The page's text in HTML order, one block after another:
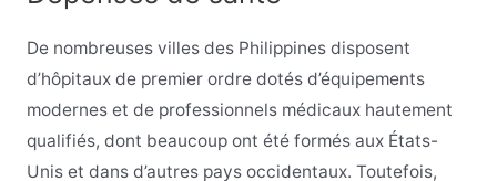
De nombreuses villes des Philippines disposent
d’hôpitaux de premier ordre dotés d’équipements
modernes et de professionnels médicaux hautement
qualifiés, dont beaucoup ont été formés aux États-
Unis et dans d’autres pays occidentaux. Toutefois,